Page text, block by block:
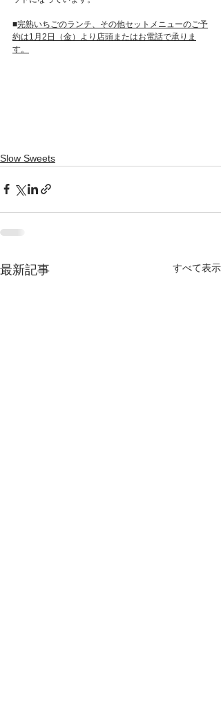
■完熟いちごのランチ、その他セットメニューのご予
約は1月2日（金）より店頭またはお電話で承りま
す。
Slow Sweets
最新記事 すべて表示